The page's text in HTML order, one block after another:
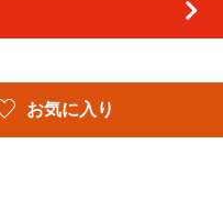
お気に入り